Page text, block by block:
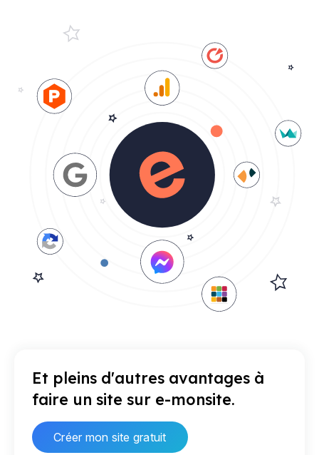
Et pleins d'autres avantages à
faire un site sur e-monsite.
Créer mon site gratuit